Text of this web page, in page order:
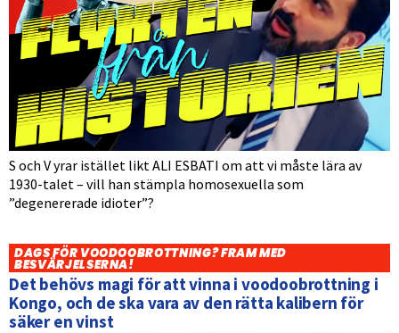
S och V yrar istället likt ALI ESBATI om att vi måste lära av
1930-talet – vill han stämpla homosexuella som
”degenererade idioter”?
DAGS FÖR VOODOOBROTTNING? FRAM MED
BESVÄRJELSERNA!
Det behövs magi för att vinna i voodoobrottning i
Kongo, och de ska vara av den rätta kalibern för
säker en vinst